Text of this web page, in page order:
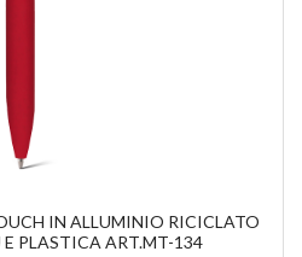
IN ALLUMINIO RICICLATO
PLASTICA ART.MT-134